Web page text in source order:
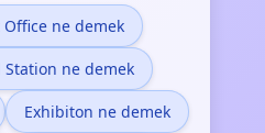
Office ne demek
Station ne demek
Exhibiton ne demek